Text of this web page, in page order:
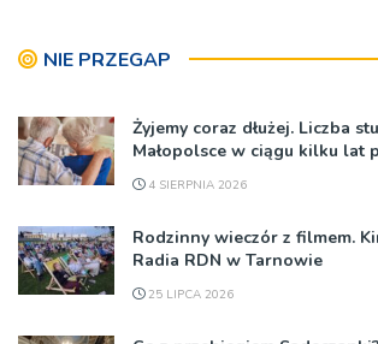
NIE PRZEGAP
Żyjemy coraz dłużej. Liczba
Małopolsce w ciągu kilku lat
4 SIERPNIA 2026
Rodzinny wieczór z filmem.
Radia RDN w Tarnowie
25 LIPCA 2026